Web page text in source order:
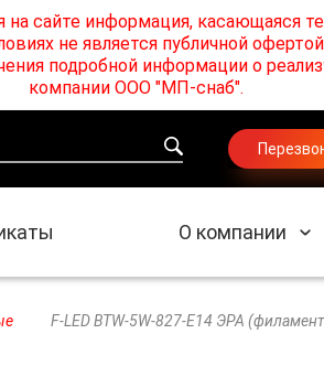
сайте информация, касающаяся
не является публичной
подробной информации о
компании ООО "МП-снаб".
О компании
F-LED BTW-5W-827-E14 ЭРА